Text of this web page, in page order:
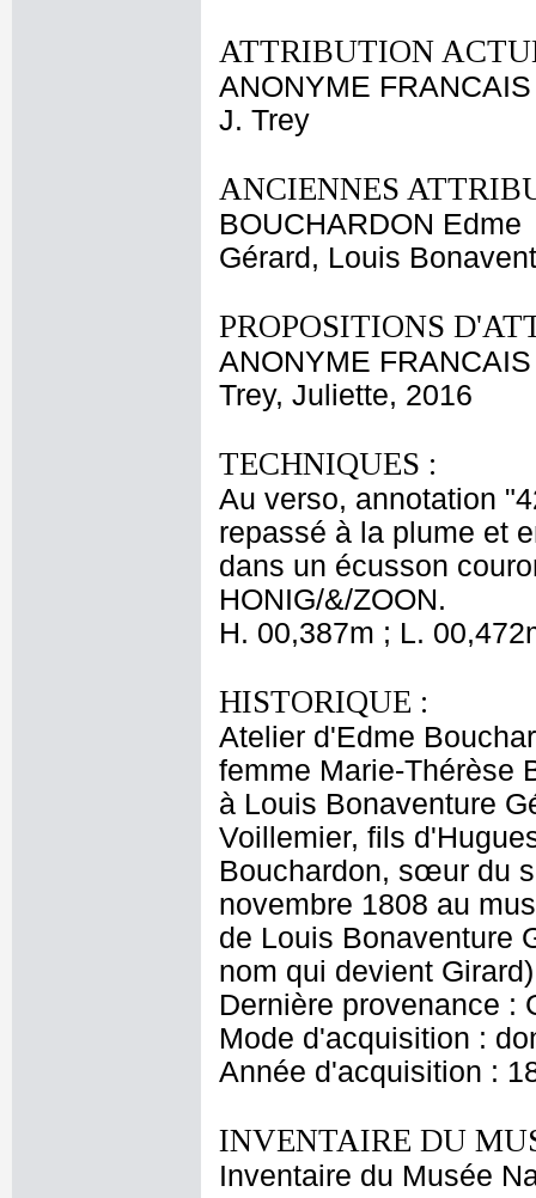
ATTRIBUTION
ANONYME
J. Trey
ANCIENNES
BOUCHARDON Edme
Gérard, Louis
PROPOSITIONS
ANONYME
Trey, Juliette, 2016
TECHNIQUES :
Au verso, annotation
repassé à la plume et
dans un écusson
HONIG/&/ZOON.
H. 00,387m ; L.
HISTORIQUE :
Atelier d'Edme
femme Marie-Thérèse
à Louis Bonaventure
Voillemier, fils
Bouchardon, sœur du
novembre 1808 au
de Louis Bonaventure
nom qui devient
Dernière provenance :
Mode d'acquisition :
Année d'acquisition :
INVENTAIRE DU
Inventaire du Musée